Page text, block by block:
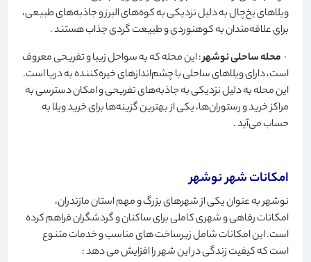
ویلاهای یخ‌چال به دلیل نزدیکی به کوه‌های البرز و جاذبه‌های طبیعی،
برای علاقه‌مندان به کوهنوردی و طبیعت گردی جذاب هستند.
· محله ساحلی نوشهر: این محله که به سواحل زیبا و تفریحی معروف
است، دارای ویلاهای ساحلی با چشم‌اندازهای خیره‌کننده به دریا است.
این محله به دلیل نزدیکی به جاذبه‌های تفریحی و امکان دسترسی به
مراکز خرید و رستوران‌ها، یکی از بهترین گزینه‌ها برای خرید ویلا به
حساب می‌آید.
امکانات شهر نوشهر
نوشهر به عنوان یکی از شهرهای بزرگ و مهم استان مازندران،
امکانات رفاهی و شهری کاملی برای ساکنان و گردشگران فراهم کرده
است. این امکانات شامل زیرساخت های مناسب و خدمات متنوع
است که کیفیت زندگی در این شهر را افزایش می دهد: